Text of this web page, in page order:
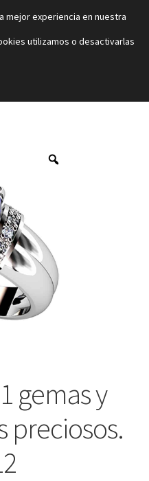
gemas y
preciosos.
mejor experiencia en nuestra
utilizamos o desactivarlas